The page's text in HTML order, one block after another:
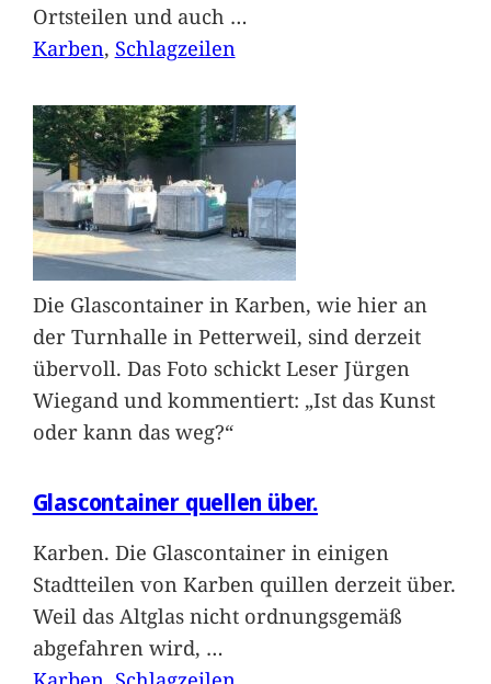
Ortsteilen und auch …
Karben, Schlagzeilen
Die Glascontainer in Karben, wie hier an
der Turnhalle in Petterweil, sind derzeit
übervoll. Das Foto schickt Leser Jürgen
Wiegand und kommentiert: „Ist das Kunst
oder kann das weg?“
Glascontainer quellen über.
Karben. Die Glascontainer in einigen
Stadtteilen von Karben quillen derzeit über.
Weil das Altglas nicht ordnungsgemäß
abgefahren wird, …